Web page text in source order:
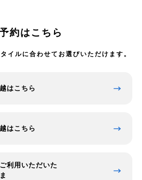
約はこちら
イルに合わせてお選びいただけます。
はこちら
はこちら
利用いただいた